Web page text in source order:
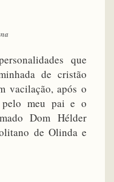
que
de cristão
vacilação, após o
pelo meu pai e o
Dom Hélder
de Olinda e